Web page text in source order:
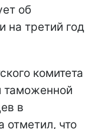
об
на третий год
комитета
таможенной
в
отметил, что